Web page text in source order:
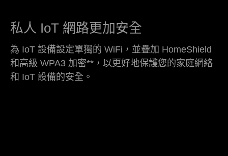
私人 IoT 網路更加安全
為 IoT 設備設定單獨的 WiFi，並疊加 HomeShield
和高級 WPA3 加密** ，以更好地保護您的家庭網絡
和 IoT 設備的安全。